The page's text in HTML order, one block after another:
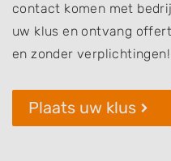
contact komen met
uw klus en ontvang
en zonder verplichtingen!
Plaats uw klus